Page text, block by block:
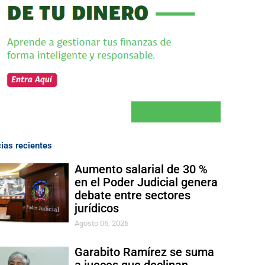
recientes
Aumento salarial de 30 %
en el Poder Judicial genera
debate entre sectores
jurídicos
Agosto 06, 2026
Garabito Ramírez se suma